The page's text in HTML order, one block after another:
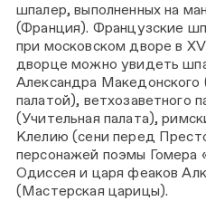
шпалер, выполненных на
(Франция). Французские
при московском дворе в
дворце можно увидеть
Александра
палатой), ветхозаветного
(Учительная палата),
Клелию (сени перед
персонажей поэмы Гомера
Одиссея и царя феаков
(Мастерская царицы).